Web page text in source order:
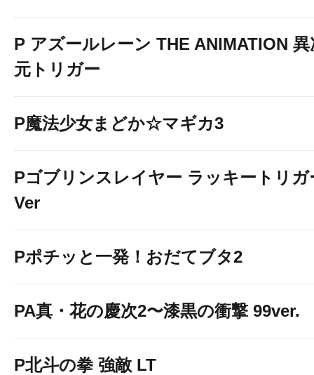
P アズールレーン THE ANIMATION 異
元トリガー
P魔法少女まどか☆マギカ3
Pゴブリンスレイヤー ラッキートリガ
Ver
Pポチッと一発！おだてブタ2
PA真・花の慶次2〜漆黒の衝撃 99ver.
P北斗の拳 強敵 LT